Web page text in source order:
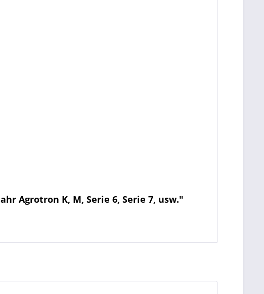
Agrotron K, M, Serie 6, Serie 7, usw."